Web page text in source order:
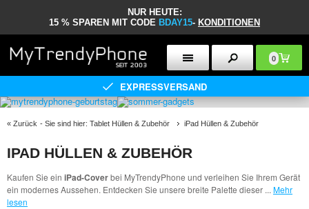
NUR HEUTE:
15 % SPAREN MIT CODE BDAY15- KONDITIONEN
0
EXPRESSVERSAND
« Zurück - Sie sind hier: Tablet Hüllen & Zubehör iPad Hüllen & Zubehör
IPAD HÜLLEN & ZUBEHÖR
Kaufen Sie ein iPad-Coverbei MyTrendyPhone und verleihen Sie Ihrem Gerät
ein modernes Aussehen. Entdecken Sie unsere breite Palette dieser ... Mehr
lesen